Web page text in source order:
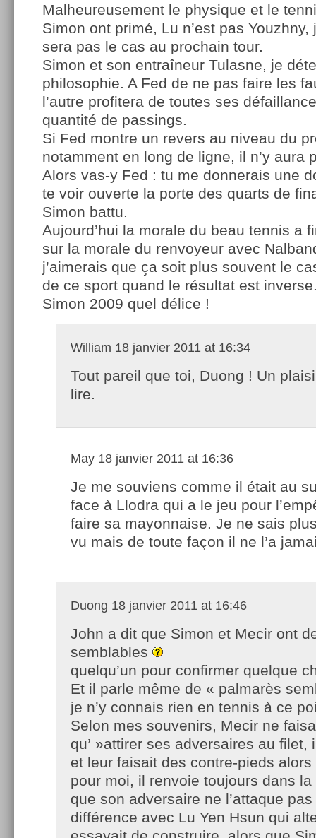
Malheureusement le physique et le
Simon ont primé, Lu n’est pas Youzhny,
sera pas le cas au prochain tour.
Simon et son entraîneur Tulasne, je
philosophie. A Fed de ne pas faire les
l’autre profitera de toutes ses
quantité de passings.
Si Fed montre un revers au niveau du
notamment en long de ligne, il n’y aura
Alors vas-y Fed : tu me donnerais une
te voir ouverte la porte des quarts de
Simon battu.
Aujourd’hui la morale du beau tennis a
sur la morale du renvoyeur avec
j’aimerais que ça soit plus souvent le
de ce sport quand le résultat est
Simon 2009 quel délice !
William 18 janvier 2011 at 16:34
Tout pareil que toi, Duong ! Un
lire.
May 18 janvier 2011 at 16:36
Je me souviens comme il était au
face à Llodra qui a le jeu pour
faire sa mayonnaise. Je ne sais
vu mais de toute façon il ne l’a
Duong 18 janvier 2011 at 16:46
John a dit que Simon et Mecir ont
semblables
quelqu’un pour confirmer quelque
Et il parle même de « palmarès
je n’y connais rien en tennis à ce
Selon mes souvenirs, Mecir ne
qu’ »attirer ses adversaires au filet,
et leur faisait des contre-pieds
pour moi, il renvoie toujours dans
que son adversaire ne l’attaque pas
différence avec Lu Yen Hsun qui